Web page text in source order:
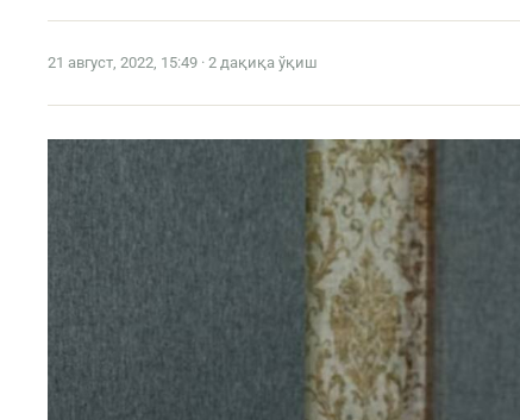
21 август, 2022, 15:49 · 2 дақиқа ўқиш